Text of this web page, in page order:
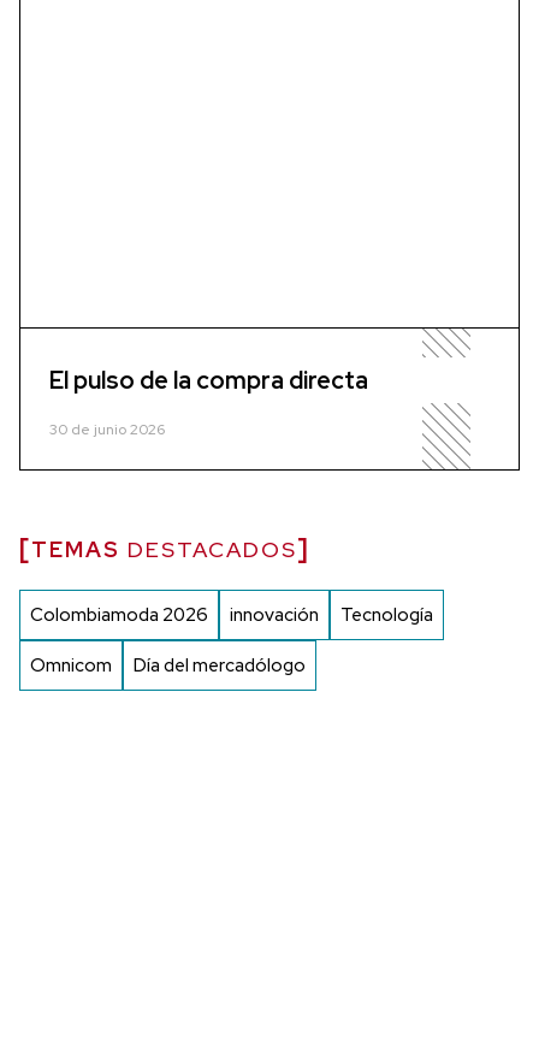
El pulso de la compra directa
30 de junio 2026
TEMAS DESTACADOS
Colombiamoda 2026 innovación Tecnología
Omnicom Día del mercadólogo